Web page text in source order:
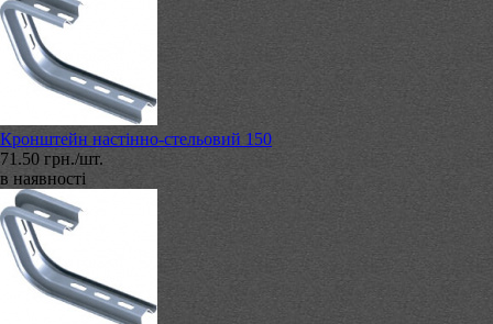
Кронштейн настінно-стельовий 150
71.50 грн./шт.
в наявності